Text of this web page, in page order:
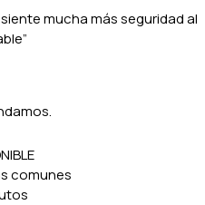
mucha más seguridad al
comunes